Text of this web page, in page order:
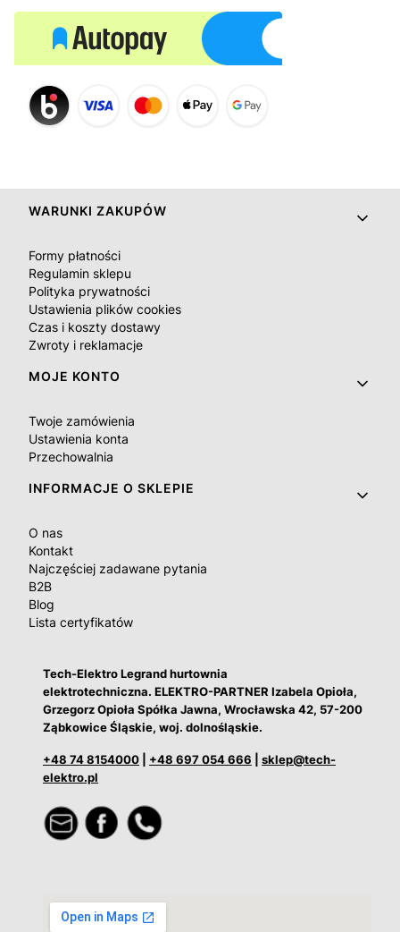
Linki w stopce
WARUNKI ZAKUPÓW
Formy płatności
Regulamin sklepu
Polityka prywatności
Ustawienia plików cookies
Czas i koszty dostawy
Zwroty i reklamacje
MOJE KONTO
Twoje zamówienia
Ustawienia konta
Przechowalnia
INFORMACJE O SKLEPIE
O nas
Kontakt
Najczęściej zadawane pytania
B2B
Blog
Lista certyfikatów
Tech-Elektro Legrand hurtownia
elektrotechniczna. ELEKTRO-PARTNER Izabela Opioła,
Grzegorz Opioła Spółka Jawna, Wrocławska 42, 57-200
Ząbkowice Śląskie, woj. dolnośląskie.
+48 74 8154000 +48 697 054 666
sklep@tech-
elektro.pl